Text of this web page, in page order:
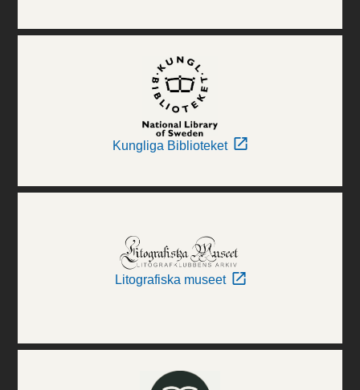
Kungliga Biblioteket
Litografiska museet